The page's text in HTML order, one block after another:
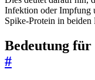
Infektion oder Impfung
Spike-Protein in beiden
Bedeutung für
#